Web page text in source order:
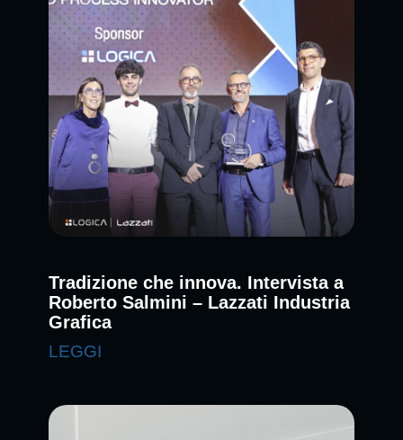
Tradizione che innova. Intervista a
Roberto Salmini – Lazzati Industria
Grafica
LEGGI